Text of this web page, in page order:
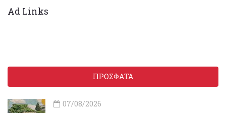
Ad Links
ΠΡΟΣΦΑΤΑ
07/08/2026